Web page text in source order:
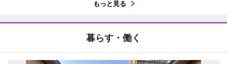
もっと見る
暮らす・働く